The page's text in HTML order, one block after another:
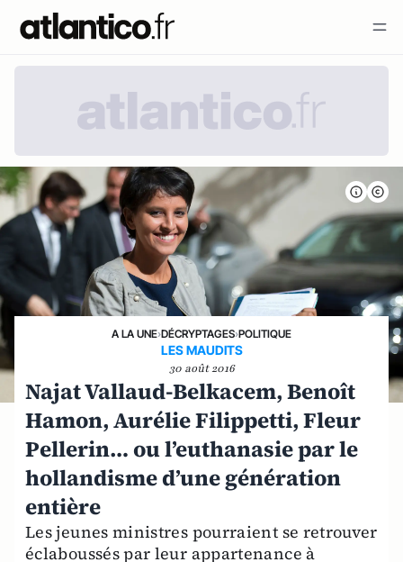
A LA UNE›DÉCRYPTAGES›POLITIQUE
LES MAUDITS
30 août 2016
Najat Vallaud-Belkacem, Benoît
Hamon, Aurélie Filippetti, Fleur
Pellerin… ou l’euthanasie par le
hollandisme d’une génération
entière
Les jeunes ministres pourraient se retrouver
éclaboussés par leur appartenance à